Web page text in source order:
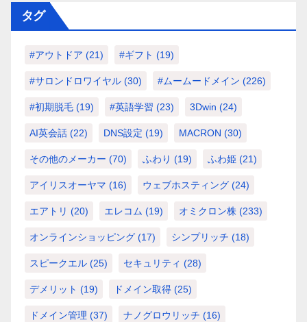
タグ
#アウトドア (21) #ギフト (19)
#サロンドロワイヤル (30) #ムームードメイン (226)
#初期脱毛 (19) #英語学習 (23) 3Dwin (24)
AI英会話 (22) DNS設定 (19) MACRON (30)
その他のメーカー (70) ふわり (19) ふわ姫 (21)
アイリスオーヤマ (16) ウェブホスティング (24)
エアトリ (20) エレコム (19) オミクロン株 (233)
オンラインショッピング (17) シンプリッチ (18)
スピークエル (25) セキュリティ (28)
デメリット (19) ドメイン取得 (25)
ドメイン管理 (37) ナノグロウリッチ (16)